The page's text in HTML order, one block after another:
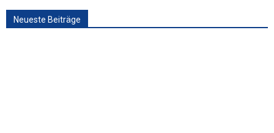
Neueste Beiträge